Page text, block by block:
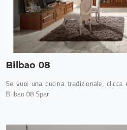
Bilbao 08
Se vuoi una cucina tradizionale,
Bilbao 08 Spar.